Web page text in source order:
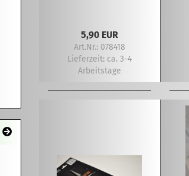
5,90 EUR
Art.Nr.: 078418
Lieferzeit: ca. 3-4
Arbeitstage